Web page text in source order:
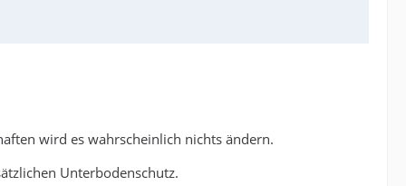
wird es wahrscheinlich nichts ändern.
Unterbodenschutz.